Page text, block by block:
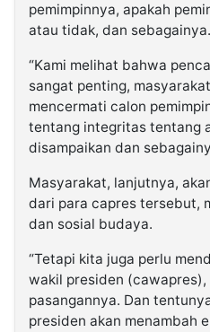
pemimpinnya, apakah
atau tidak, dan sebagainya.
“Kami melihat bahwa
sangat penting,
mencermati calon
tentang integritas tentang
disampaikan dan
Masyarakat, lanjutnya,
dari para capres tersebut,
dan sosial budaya.
“Tetapi kita juga perlu
wakil presiden (cawapres),
pasangannya. Dan
presiden akan menambah